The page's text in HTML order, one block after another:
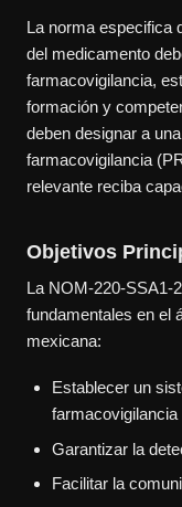
La norma especifica
del medicamento
farmacovigilancia,
formación y
deben designar a
farmacovigilancia
relevante reciba
Objetivos
La NOM-220-SSA1-
fundamentales en el
mexicana:
Establecer un
farmacovigilancia
Garantizar la
Facilitar la